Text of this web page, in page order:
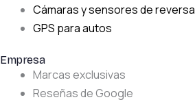
Cámaras y sensores de reversa
GPS para autos
Empresa
Marcas exclusivas
Reseñas de Google